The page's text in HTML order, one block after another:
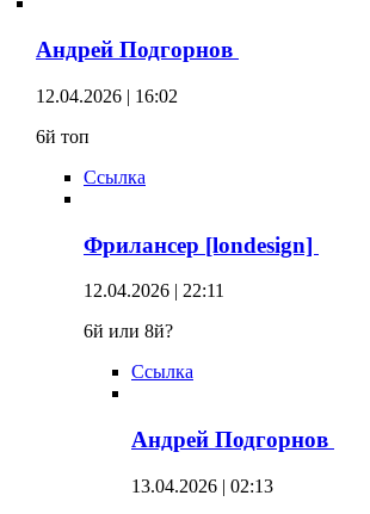
Андрей Подгорнов
12.04.2026 | 16:02
6й топ
Ссылка
Фрилансер [londesign]
12.04.2026 | 22:11
6й или 8й?
Ссылка
Андрей Подгорнов
13.04.2026 | 02:13